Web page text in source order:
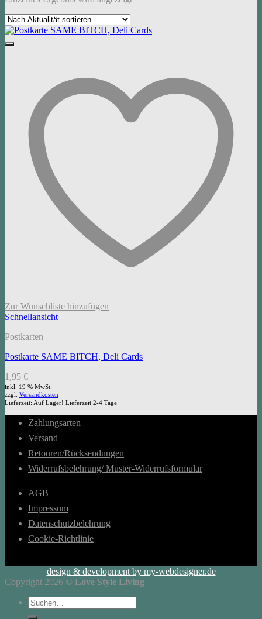
Zur Wunschliste hinzufügen
Schnellansicht
Postkarten
Postkarte SAME BITCH, Deli Cards
1,95 €
inkl. 19 % MwSt.
zzgl. Versandkosten
Lieferzeit: Auf Lager! Lieferzeit 2-4 Tage
Zahlungsarten
Versand
Retouren/Rücksendungen
Widerrufsbelehrung/ Muster-Widerrufsformular
AGB
Impressum
Datenschutzbelehrung
Cookie-Richtlinie
design & development by my-webdesigner.de
Copyright 2026 © Love Style Living
Suchen
nach: